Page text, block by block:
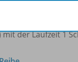
begrenzte
mit der Laufzeit 1